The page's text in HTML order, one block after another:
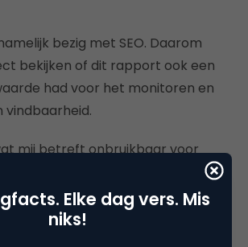
bezig met SEO. Daarom
bekijken of dit rapport ook een
had voor het monitoren en
mij betreft onbruikbaar voor
met SEO bezig houden. Het voegt
rapporten die al bestonden. De
eens inaccuraat, zodat je niet
Elke dag vers. Mis
niks!